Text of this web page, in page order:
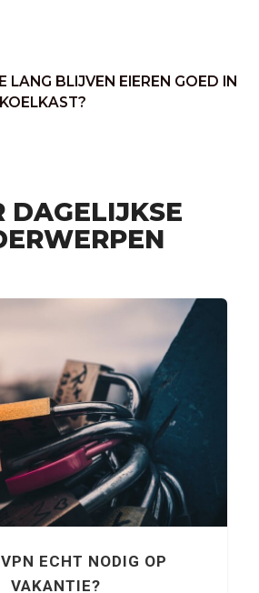
LANG BLIJVEN EIEREN GOED IN
DAGELIJKSE